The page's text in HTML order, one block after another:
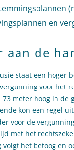
en
aan de
staat een hoger
voor het
meter hoog in de
kon een regel
voor de
met het
volgt het betoog en